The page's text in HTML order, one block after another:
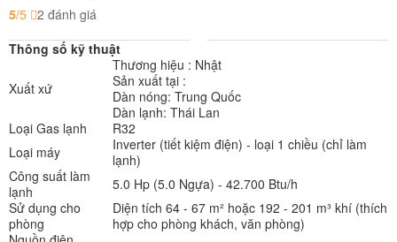
5/5 2 đánh giá
Thông số kỹ thuật
Xuất xứ
Thương hiệu : Nhật
Sản xuất tại :
Dàn nóng: Trung Quốc
Dàn lạnh: Thái Lan
Loại Gas lạnh
R32
Loại máy
Inverter (tiết kiệm điện) - loại 1 chiều (chỉ làm
lạnh)
Công suất làm
lạnh
5.0 Hp (5.0 Ngựa) - 42.700 Btu/h
Sử dụng cho
phòng
Diện tích 64 - 67 m² hoặc 192 - 201 m³ khí (thích
hợp cho phòng khách, văn phòng)